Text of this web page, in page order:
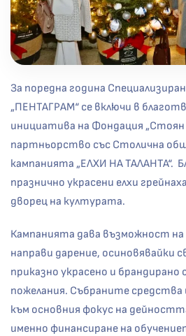
За поредна година
„ПЕНТАГРАМ“ се включи в
инициатива на Фондация „Стоян
партньорство със Столична
кампанията „ЕЛХИ НА ТАЛАНТА“.
празнично украсени елхи
дворец на културата.
Кампанията дава възможност на
направи дарение, осиновявайки
приказно украсено и брандирано
пожелания. Събраните
към основния фокус на
именно финансиране на